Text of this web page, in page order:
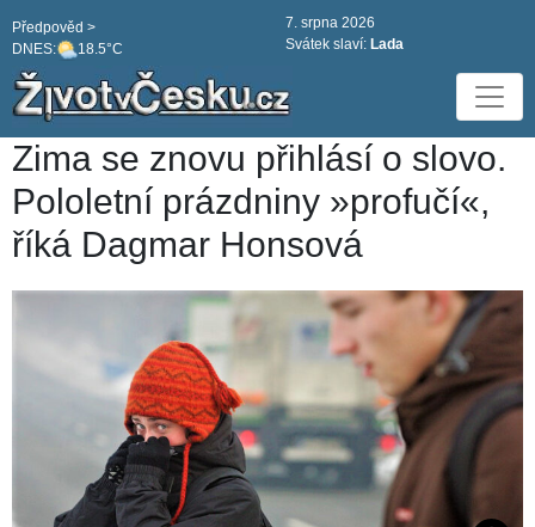
DNES: 18.5°C
Předpověd >
7. srpna 2026
Svátek slaví: Lada
Zima se znovu přihlásí o slovo.
Pololetní prázdniny »profučí«,
říká Dagmar Honsová